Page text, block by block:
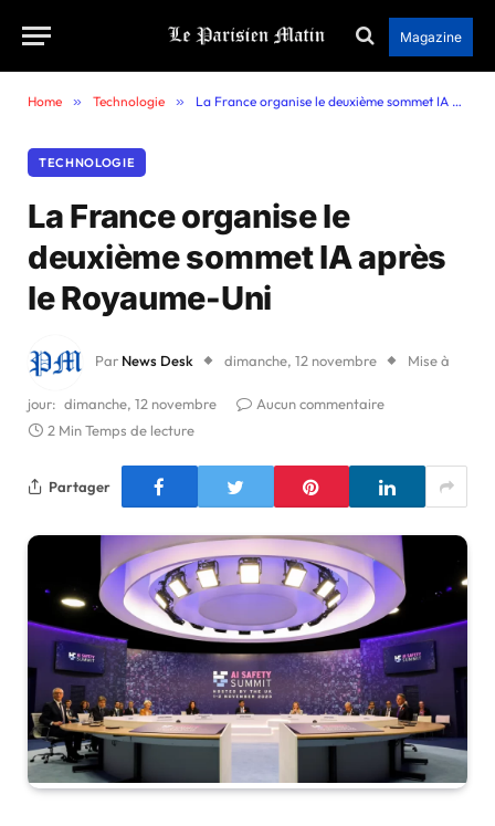
Magazine
Home » Technologie » La France organise le deuxième sommet IA après le Royaume-Uni
TECHNOLOGIE
La France organise le
deuxième sommet IA après
le Royaume-Uni
Par News Desk dimanche, 12 novembre Mise à
jour: dimanche, 12 novembre
Aucun commentaire
2 Min Temps de lecture
Partager